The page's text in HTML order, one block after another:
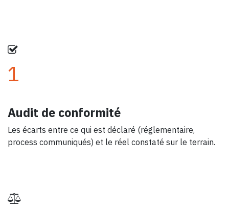
1
Audit de conformité
Les écarts entre ce qui est déclaré (réglementaire,
process communiqués) et le réel constaté sur le terrain.